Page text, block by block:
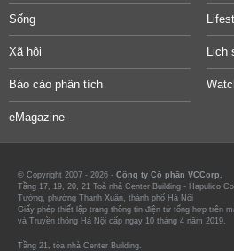
Sống
Xã hội Lịch
Báo cáo phân tích
eMagazine
© Copyright 2007 - 2026 - Công ty Cổ phần VCCorp.
Tầng 17, 19, 20, 21 Toà nhà Center Building - Hapulico
Tưởng, phường Thanh Xuân, thành phố Hà Nội
Giấy phép thiết lập trang thông tin điện tử tổng hợp trên
và Truyền thông Hà Nội cấp ngày 10 tháng 4 năm 2019.
Tầng 21, tòa nhà Center Building.